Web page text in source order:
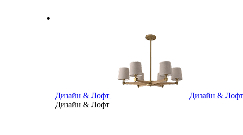
Дизайн & Лофт
Дизайн & Лофт
Дизайн & Лофт